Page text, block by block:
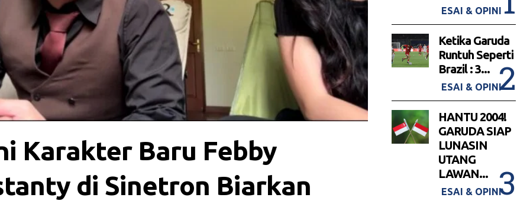
Karakter Baru Febby
di Sinetron Biarkan
ESAI & OPINI
Ketika Garuda
Runtuh Seperti
Brazil : 3...
ESAI & OPINI
HANTU 2004!
GARUDA SIAP
LUNASIN
UTANG
LAWAN...
ESAI & OPINI